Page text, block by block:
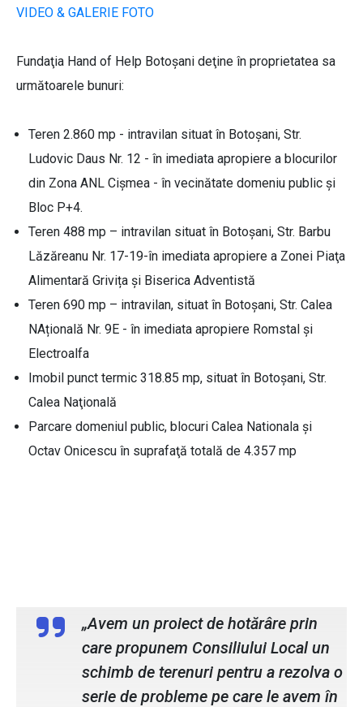
VIDEO & GALERIE FOTO
Fundaţia Hand of Help Botoşani deţine în proprietatea sa
următoarele bunuri:
Teren 2.860 mp - intravilan situat în Botoşani, Str.
Ludovic Daus Nr. 12 - în imediata apropiere a blocurilor
din Zona ANL Cişmea - în vecinătate domeniu public și
Bloc P+4.
Teren 488 mp – intravilan situat în Botoşani, Str. Barbu
Lăzăreanu Nr. 17-19-în imediata apropiere a Zonei Piaţa
Alimentară Grivița şi Biserica Adventistă
Teren 690 mp – intravilan, situat în Botoşani, Str. Calea
NAțională Nr. 9E - în imediata apropiere Romstal şi
Electroalfa
Imobil punct termic 318.85 mp, situat în Botoşani, Str.
Calea Naţională
Parcare domeniul public, blocuri Calea Nationala și
Octav Onicescu în suprafaţă totală de 4.357 mp
„Avem un proiect de hotărâre prin
care propunem Consiliului Local un
schimb de terenuri pentru a rezolva o
serie de probleme pe care le avem în